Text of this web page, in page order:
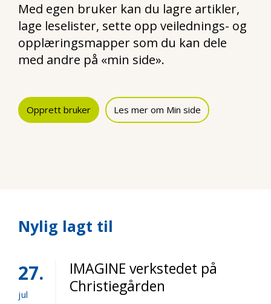
Med egen bruker kan du lagre artikler,
lage leselister, sette opp veilednings- og
opplæringsmapper som du kan dele
med andre på «min side».
Opprett bruker Les mer om Min side
Nylig lagt til
27
jul
IMAGINE verkstedet på
Christiegården